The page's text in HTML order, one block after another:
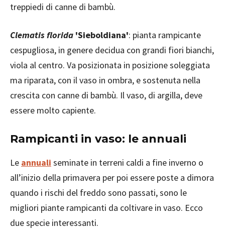
treppiedi di canne di bambù.
Clematis florida 'Sieboldiana': pianta rampicante
cespugliosa, in genere decidua con grandi fiori bianchi,
viola al centro. Va posizionata in posizione soleggiata
ma riparata, con il vaso in ombra, e sostenuta nella
crescita con canne di bambù. Il vaso, di argilla, deve
essere molto capiente.
Rampicanti in vaso: le annuali
Le annuali seminate in terreni caldi a fine inverno o
all’inizio della primavera per poi essere poste a dimora
quando i rischi del freddo sono passati, sono le
migliori piante rampicanti da coltivare in vaso. Ecco
due specie interessanti.